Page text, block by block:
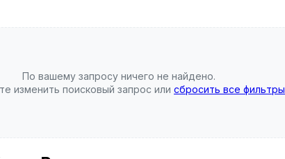
По вашему запросу ничего не найдено.
изменить поисковый запрос или сбросить все фильтры